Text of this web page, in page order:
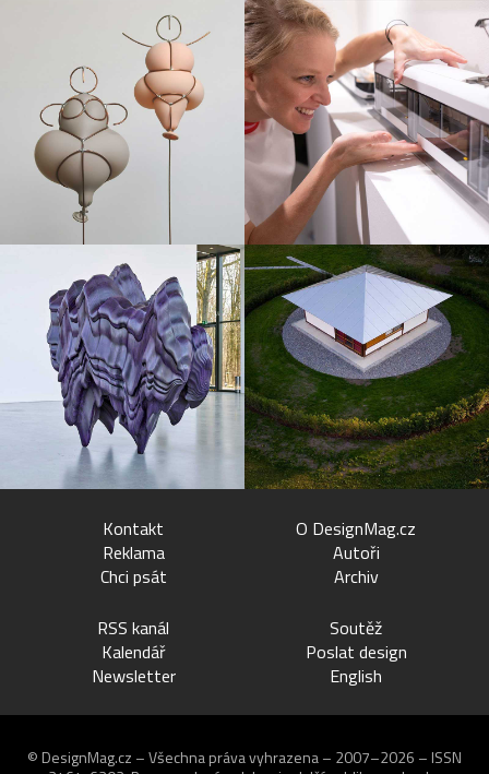
Kontakt
Reklama
Chci psát
O DesignMag.cz
Autoři
Archiv
RSS kanál
Kalendář
Newsletter
Soutěž
Poslat design
English
© DesignMag.cz – Všechna práva vyhrazena – 2007–2026 – ISSN